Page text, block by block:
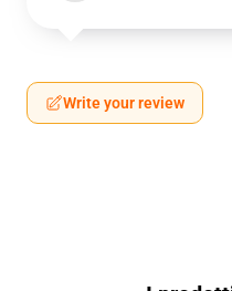
Write your review